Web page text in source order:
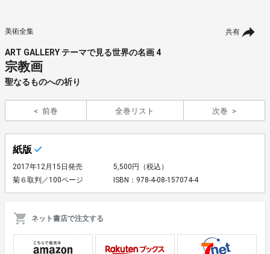
共有
美術全集
ART GALLERY テーマで見る世界の名画 4
宗教画
聖なるものへの祈り
前巻 全巻リスト 次巻
紙版
2017年12月15日発売
5,500円（税込）
菊６取判／100ページ
ISBN：978-4-08-157074-4
ネット書店で注文する